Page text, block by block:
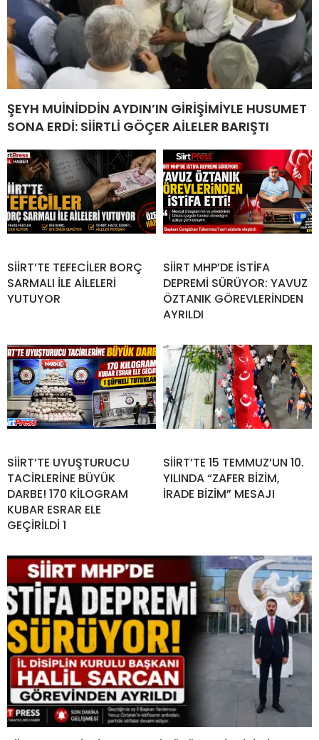
ŞEYH MUİNİDDİN AYDIN’IN GİRİŞİMİYLE HUSUMET
SONA ERDİ: SİİRTLİ GÖÇER AİLELER BARIŞTI
SİİRT’TE TEFECİLER BORÇ
SARMALI İLE AİLELERİ
YUTUYOR
SİİRT MHP’DE İSTİFA
DEPREMİ SÜRÜYOR: YAVUZ
ÖZTANIK GÖREVLERİNDEN
AYRILDI
SİİRT’TE UYUŞTURUCU
TACİRLERİNE BÜYÜK
DARBE! 170 KİLOGRAM
KUBAR ESRAR ELE
GEÇİRİLDİ 1
SİİRT’TE 15 TEMMUZ’UN 10.
YILINDA “ZAFER BİZİM,
İRADE BİZİM” MESAJI